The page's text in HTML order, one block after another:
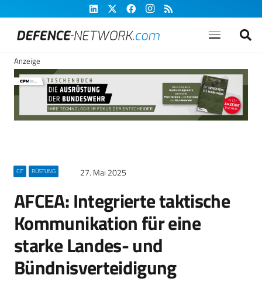
Anzeige
CIT RÜSTUNG 27. Mai 2025
AFCEA: Integrierte taktische
Kommunikation für eine
starke Landes- und
Bündnisverteidigung